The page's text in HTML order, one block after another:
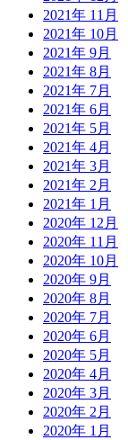
2021年 11月
2021年 10月
2021年 9月
2021年 8月
2021年 7月
2021年 6月
2021年 5月
2021年 4月
2021年 3月
2021年 2月
2021年 1月
2020年 12月
2020年 11月
2020年 10月
2020年 9月
2020年 8月
2020年 7月
2020年 6月
2020年 5月
2020年 4月
2020年 3月
2020年 2月
2020年 1月